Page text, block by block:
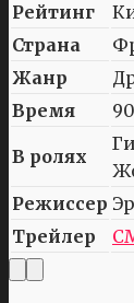
Рейтинг
Страна
Жанр
Время
В ролях
Режиссер
Трейлер